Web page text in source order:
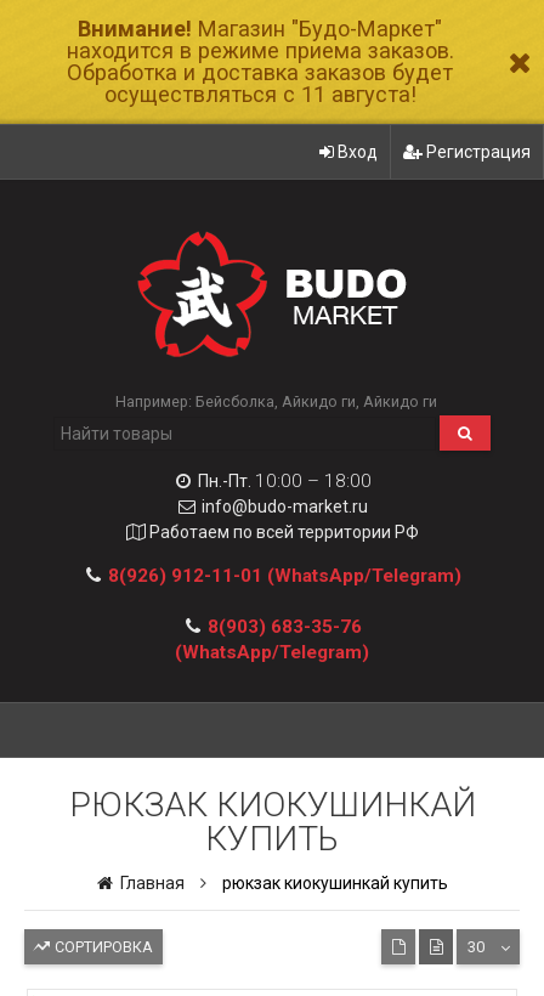
Внимание! Магазин "Будо-Маркет"
находится в режиме приема заказов.
Обработка и доставка заказов будет
осуществляться с 11 августа!
Вход Регистрация
Например: Бейсболка Айкидо ги Айкидо ги
Пн.-Пт. 10:00 – 18:00
info@budo-market.ru
Работаем по всей территории РФ
8(926) 912-11-01 (WhatsApp/Telegram)
8(903) 683-35-76
(WhatsApp/Telegram)
РЮКЗАК КИОКУШИНКАЙ
КУПИТЬ
Главная рюкзак киокушинкай купить
СОРТИРОВКА 30